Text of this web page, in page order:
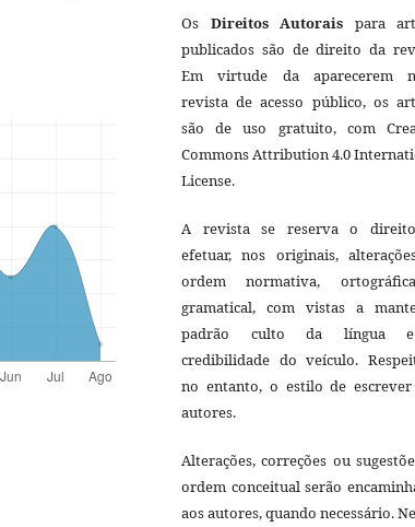
Os Direitos Autorais para
publicados são de direito da
Em virtude da aparecerem
revista de acesso público, os
são de uso gratuito, com
Commons Attribution 4.0
License.
A revista se reserva o
efetuar, nos originais,
ordem normativa,
gramatical, com vistas a
padrão culto da língua
credibilidade do veículo.
no entanto, o estilo de
autores.
Alterações, correções ou
ordem conceitual serão
aos autores, quando necessário.